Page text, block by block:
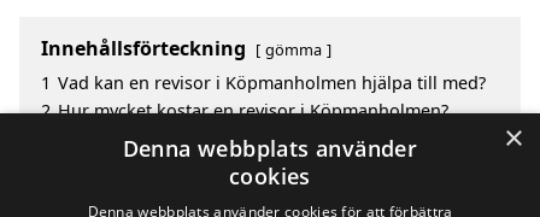
Innehållsförteckning gömma
1 Vad kan en revisor i Köpmanholmen hjälpa till med?
2 Hur mycket kostar en revisor i Köpmanholmen?
Fördelar med att välja revisor i Köpmanholmen
Sök efter en skicklig revisor i de omgivande städerna
×
Denna webbplats använder
cookies
Denna webbplats använder cookies för att förbättra